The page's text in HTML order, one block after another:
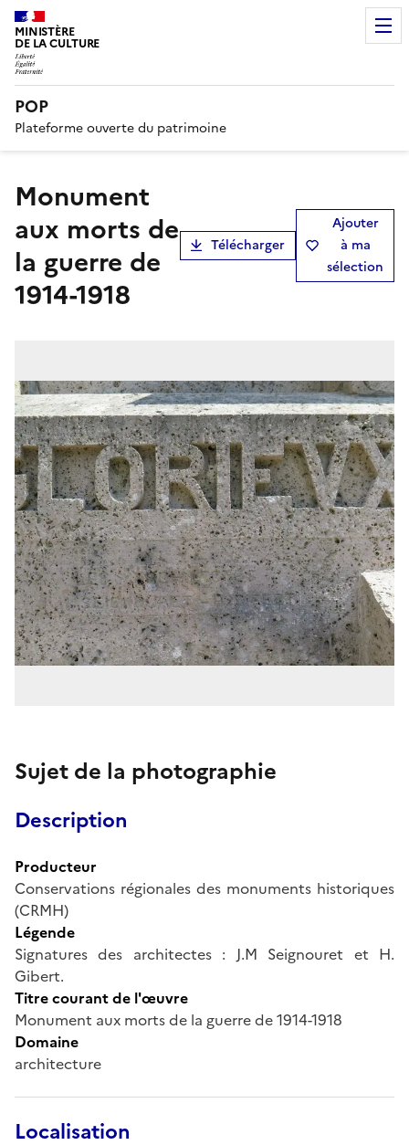
MINISTÈRE
DE LA CULTURE
POP
Plateforme ouverte du patrimoine
Monument
aux morts de
la guerre de
1914-1918
Télécharger
Ajouter
à ma
sélection
Sujet de la photographie
Description
Producteur
Conservations régionales des monuments historiques
(CRMH)
Légende
Signatures des architectes : J.M Seignouret et H.
Gibert.
Titre courant de l'œuvre
Monument aux morts de la guerre de 1914-1918
Domaine
architecture
Localisation